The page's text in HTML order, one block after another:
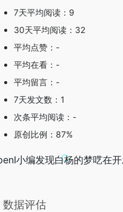
7天平均阅读：9
30天平均阅读：32
平均点赞：-
平均在看：-
平均留言：-
7天发文数：1
次条平均阅读：-
原创比例：87%
小编发现白杨的梦呓在
数据评估